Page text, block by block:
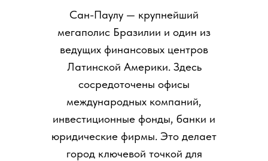
Сан-Паулу — крупнейший
мегаполис Бразилии и один из
ведущих финансовых центров
Латинской Америки. Здесь
сосредоточены офисы
международных компаний,
инвестиционные фонды, банки и
юридические фирмы. Это делает
город ключевой точкой для